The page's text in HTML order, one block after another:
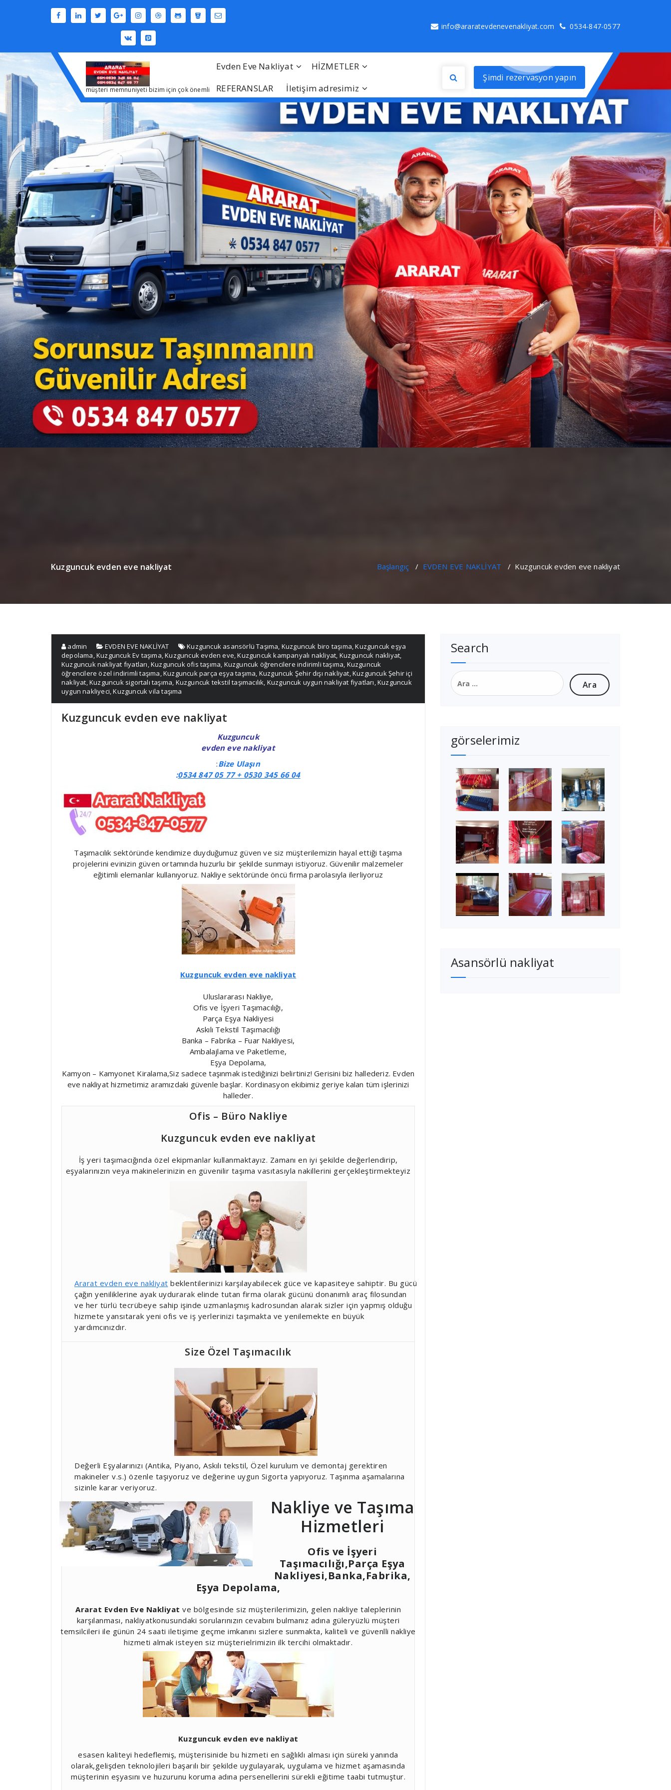
info@araratevdenevenakliyat.com 0534-847-0577
müşteri memnuniyeti bizim için çok önemli
Evden Eve Nakliyat
HİZMETLER
REFERANSLAR
İletişim adresimiz
Şimdi rezervasyon yapın
Kuzguncuk evden eve nakliyat Başlangıç / EVDEN EVE NAKLİYAT / Kuzguncuk evden eve nakliyat
admin EVDEN EVE NAKLİYAT Kuzguncuk asansörlü Taşıma, Kuzguncuk biro taşıma,Kuzguncuk eşya
depolama,Kuzguncuk Ev taşıma,Kuzguncuk evden eve,Kuzguncuk kampanyalı nakliyat, Kuzguncuk nakliyat,
Kuzguncuk nakliyat fıyatları,Kuzguncuk ofis taşıma, Kuzguncuk öğrencilere indirimli taşıma, Kuzguncuk
öğrencilere özel indirimli taşıma,Kuzguncuk parça eşya taşıma, Kuzguncuk Şehir dışı nakliyat,Kuzguncuk Şehir içi
nakliyat,Kuzguncuk sigortalı taşıma, Kuzguncuk tekstil taşımacılık, Kuzguncuk uygun nakliyat fiyatları,Kuzguncuk
uygun nakliyeci,Kuzguncuk vila taşıma
Kuzguncuk evden eve nakliyat
Kuzguncuk
evden eve nakliyat
:Bize Ulaşın
:0534 847 05 77 + 0530 345 66 04
Taşımacılık sektöründe kendimize duyduğumuz güven ve siz müşterilemizin hayal ettiği taşıma
projelerini evinizin güven ortamında huzurlu bir şekilde sunmayı istiyoruz. Güvenilir malzemeler
eğitimli elemanlar kullanıyoruz. Nakliye sektöründe öncü firma parolasıyla ilerliyoruz
Kuzguncuk evden eve nakliyat
Uluslararası Nakliye,
Ofis ve İşyeri Taşımacılığı,
Parça Eşya Nakliyesi
Askılı Tekstil Taşımacılığı
Banka – Fabrika – Fuar Nakliyesi,
Ambalajlama ve Paketleme,
Eşya Depolama,
Kamyon – Kamyonet Kiralama,Siz sadece taşınmak istediğinizi belirtiniz! Gerisini biz hallederiz. Evden
eve nakliyat hizmetimiz aramızdaki güvenle başlar. Kordinasyon ekibimiz geriye kalan tüm işlerinizi
halleder.
Ofis – Büro Nakliye
Kuzguncuk evden eve nakliyat
İş yeri taşımacığında özel ekipmanlar kullanmaktayız. Zamanı en iyi şekilde değerlendirip,
eşyalarınızın veya makinelerinizin en güvenilir taşıma vasıtasıyla nakillerini gerçekleştirmekteyiz
Ararat evden eve nakliyat beklentilerinizi karşılayabilecek güce ve kapasiteye sahiptir. Bu gücü
çağın yeniliklerine ayak uydurarak elinde tutan firma olarak gücünü donanımlı araç filosundan
ve her türlü tecrübeye sahip işinde uzmanlaşmış kadrosundan alarak sizler için yapmış olduğu
hizmete yansıtarak yeni ofis ve iş yerlerinizi taşımakta ve yenilemekte en büyük
yardımcınızdır.
Size Özel Taşımacılık
Değerli Eşyalarınızı (Antika, Piyano, Askılı tekstil, Özel kurulum ve demontaj gerektiren
makineler v.s.) özenle taşıyoruz ve değerine uygun Sigorta yapıyoruz. Taşınma aşamalarına
sizinle karar veriyoruz.
Nakliye ve Taşıma
Hizmetleri
Ofis ve İşyeri
Taşımacılığı,Parça Eşya
Nakliyesi,Banka,Fabrika,
Eşya Depolama,
Ararat Evden Eve Nakliyat ve bölgesinde siz müşterilerimizin, gelen nakliye taleplerinin
karşılanması, nakliyatkonusundaki sorularınızın cevabını bulmanız adına güleryüzlü müşteri
temsilcileri ile günün 24 saati iletişime geçme imkanını sizlere sunmakta, kaliteli ve güvenlli nakliye
hizmeti almak isteyen siz müşterielrimizin ilk tercihi olmaktadır.
Kuzguncuk evden eve nakliyat
esasen kaliteyi hedeflemiş, müşterisinide bu hizmeti en sağlıklı alması için süreki yanında
olarak,gelişden teknolojileri başarılı bir şekilde uygulayarak, uygulama ve hizmet aşamasında
müşterinin eşyasını ve huzurunu koruma adına persenellerini sürekli eğitime taabi tutmuştur.
Search
Arama:
görselerimiz
Asansörlü nakliyat